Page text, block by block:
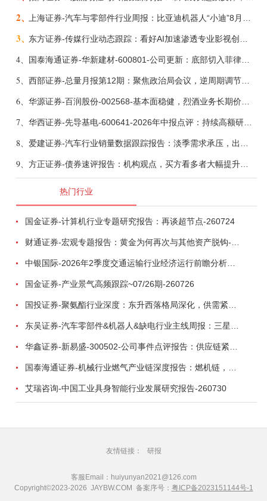
2、
3、
4、 国泰海通证券-华新建材-600801-公司更新：底部切入菲律宾市场，出海进程加快-260805
5、 西部证券-总量月报第12期：聚焦政治局会议，逆周期调节加力，增量政策可期-260806
6、
7、 华西证券-先导基电-600641-2026年中报点评：持续高额研发投入，离子注入机、半导体材料加速突破-260802
8、
9、 方正证券-债券速评报告：机构观点，买方看多者大幅提升至六成-260805
热门行业
国金证券-计算机行业专题研究报告：再谈超节点-260724
中银国际-2026年2季度交通运输行业经济运行前瞻分析：地缘冲突致航运和航空景气度分化，交通基础设施板块总体呈现稳健特征-260724
国金证券-产业景气高频跟踪~07/26期-260726
艾瑞咨询-中国工业具身智能行业发展研究报告-260730
友情链接： 研报
客服Email：huiyunyan2021@126.com
Copyright©2023-2026 JAYBW.COM 备案序号： 粤ICP备2023151144号-1